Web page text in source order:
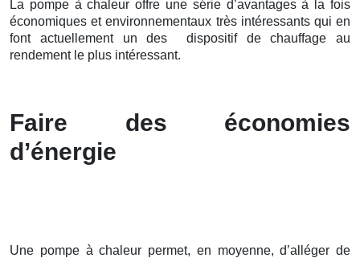
La pompe à chaleur offre une série d’avantages à la fois
économiques et environnementaux très intéressants qui en
font actuellement un des dispositif de chauffage au
rendement le plus intéressant.
Faire des économies
d’énergie
Une pompe à chaleur permet, en moyenne, d’alléger de